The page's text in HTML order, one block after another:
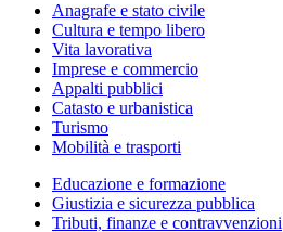
Anagrafe e stato civile
Cultura e tempo libero
Vita lavorativa
Imprese e commercio
Appalti pubblici
Catasto e urbanistica
Turismo
Mobilità e trasporti
Educazione e formazione
Giustizia e sicurezza pubblica
Tributi, finanze e contravvenzioni